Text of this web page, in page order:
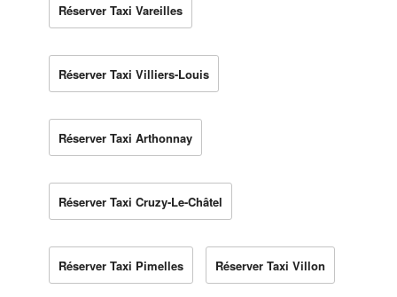
Réserver Taxi Vareilles
Réserver Taxi Villiers-Louis
Réserver Taxi Arthonnay
Réserver Taxi Cruzy-Le-Châtel
Réserver Taxi Pimelles Réserver Taxi Villon